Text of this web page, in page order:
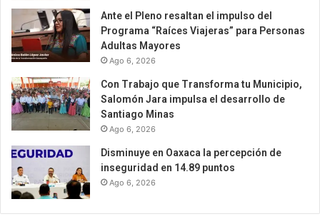
Ante el Pleno resaltan el impulso del
Programa “Raíces Viajeras” para Personas
Adultas Mayores
Ago 6, 2026
Con Trabajo que Transforma tu Municipio,
Salomón Jara impulsa el desarrollo de
Santiago Minas
Ago 6, 2026
Disminuye en Oaxaca la percepción de
inseguridad en 14.89 puntos
Ago 6, 2026